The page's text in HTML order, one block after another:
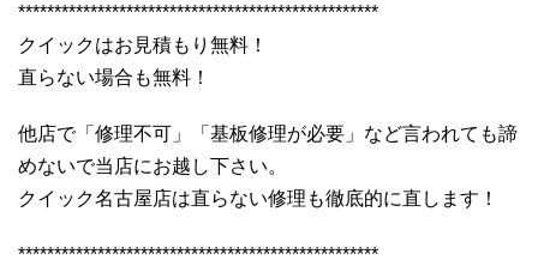
**************************************************
クイックはお見積もり無料！
直らない場合も無料！
他店で「修理不可」「基板修理が必要」など言われても諦
めないで当店にお越し下さい。
クイック名古屋店は直らない修理も徹底的に直します！
**************************************************